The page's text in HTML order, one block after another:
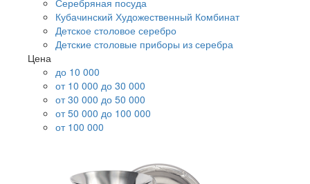
Серебряная посуда
Кубачинский Художественный Комбинат
Детское столовое серебро
Детские столовые приборы из серебра
Цена
до 10 000
от 10 000 до 30 000
от 30 000 до 50 000
от 50 000 до 100 000
от 100 000